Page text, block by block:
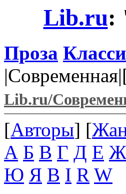
Lib.ru:
Проза
Lib.ru/
[Авторы] [
А Б В Г Д Е Ж
Ю Я B I R W